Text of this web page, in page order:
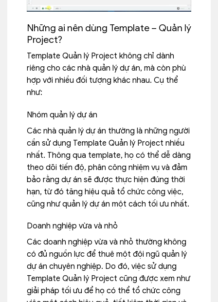
Những ai nên dùng Template – Quản lý
Project?
Template Quản lý Project không chỉ dành
riêng cho các nhà quản lý dự án, mà còn phù
hợp với nhiều đối tượng khác nhau. Cụ thể
như:
Nhóm quản lý dự án
Các nhà quản lý dự án thường là những người
cần sử dụng Template Quản lý Project nhiều
nhất. Thông qua template, họ có thể dễ dàng
theo dõi tiến độ, phân công nhiệm vụ và đảm
bảo rằng dự án sẽ được thực hiện đúng thời
hạn, từ đó tăng hiệu quả tổ chức công việc,
cũng như quản lý dự án một cách tối ưu nhất.
Doanh nghiệp vừa và nhỏ
Các doanh nghiệp vừa và nhỏ thường không
có đủ nguồn lực để thuê một đội ngũ quản lý
dự án chuyên nghiệp. Do đó, việc sử dụng
Template Quản lý Project cũng được xem như
giải pháp tối ưu để họ có thể tổ chức công